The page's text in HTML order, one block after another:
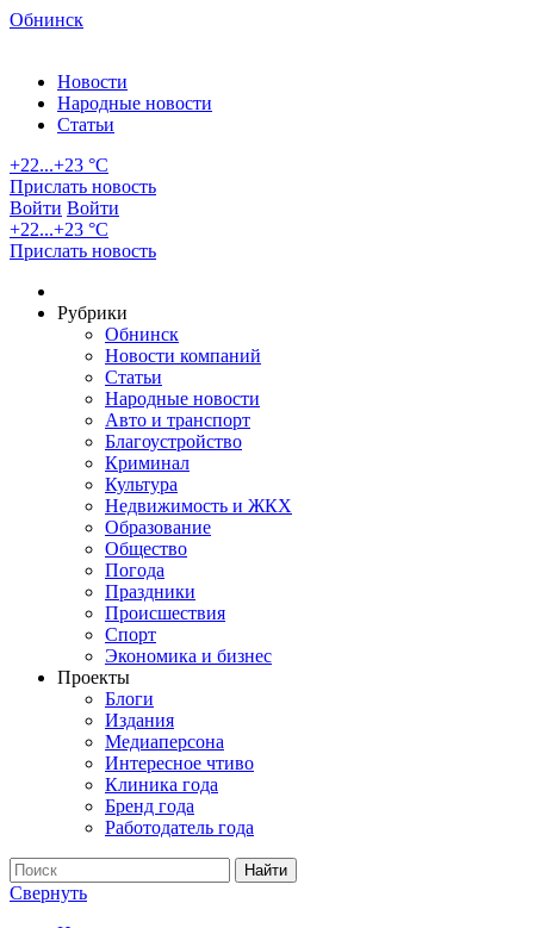
Обнинск
Новости
Народные новости
Статьи
+22...+23 °С
Прислать новость
Войти Войти
+22...+23 °С
Прислать новость
Рубрики
Обнинск
Новости компаний
Статьи
Народные новости
Авто и транспорт
Благоустройство
Криминал
Культура
Недвижимость и ЖКХ
Образование
Общество
Погода
Праздники
Происшествия
Спорт
Экономика и бизнес
Проекты
Блоги
Издания
Медиаперсона
Интересное чтиво
Клиника года
Бренд года
Работодатель года
Свернуть